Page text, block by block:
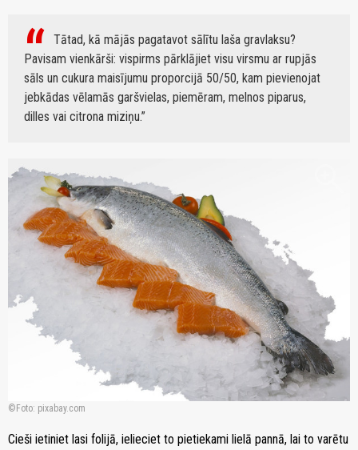
Tātad, kā mājās pagatavot sālītu laša gravlaksu?
Pavisam vienkārši: vispirms pārklājiet visu virsmu ar rupjās
sāls un cukura maisījumu proporcijā 50/50, kam pievienojat
jebkādas vēlamās garšvielas, piemēram, melnos piparus,
dilles vai citrona miziņu.
Foto: pixabay.com
Cieši ietiniet lasi folijā, ielieciet to pietiekami lielā pannā, lai to varētu